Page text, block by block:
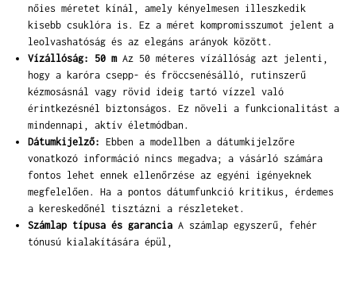
nőies méretet kínál, amely kényelmesen illeszkedik
kisebb csuklóra is. Ez a méret kompromisszumot jelent a
leolvashatóság és az elegáns arányok között.
Vízállóság: 50 mAz 50 méteres vízállóság azt jelenti,
hogy a karóra csepp- és fröccsenésálló, rutinszerű
kézmosásnál vagy rövid ideig tartó vízzel való
érintkezésnél biztonságos. Ez növeli a funkcionalitást a
mindennapi, aktív életmódban.
Dátumkijelző: Ebben a modellben a dátumkijelzőre
vonatkozó információ nincs megadva; a vásárló számára
fontos lehet ennek ellenőrzése az egyéni igényeknek
megfelelően. Ha a pontos dátumfunkció kritikus, érdemes
a kereskedőnél tisztázni a részleteket.
Számlap típusa és garancia A számlap egyszerű, fehér
tónusú kialakítására épül,